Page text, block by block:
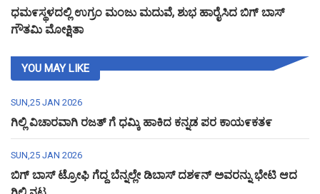
ಧಮ೯ಸ್ಥಳದಲ್ಲಿ ಉಗ್ರಂ ಮಂಜು ಮದುವೆ, ಶುಭ ಹಾರೈಸಿದ ಬಿಗ್ ಬಾಸ್
ಗೌತಮಿ ಮೋಕ್ಷಿತಾ
YOU MAY LIKE
SUN,25 JAN 2026
ಗಿಲ್ಲಿ ವಿಚಾರವಾಗಿ ರಜತ್ ಗೆ ಧಮ್ಕಿ ಹಾಕಿದ ಕನ್ನಡ ಪರ ಕಾಯ೯ಕತ೯
SUN,25 JAN 2026
ಬಿಗ್ ಬಾಸ್ ಟ್ರೋಫಿ ಗೆದ್ದ ಬೆನ್ನಲ್ಲೇ ಡಿಬಾಸ್ ದಶ೯ನ್ ಅವರನ್ನು ಭೇಟಿ ಆದ